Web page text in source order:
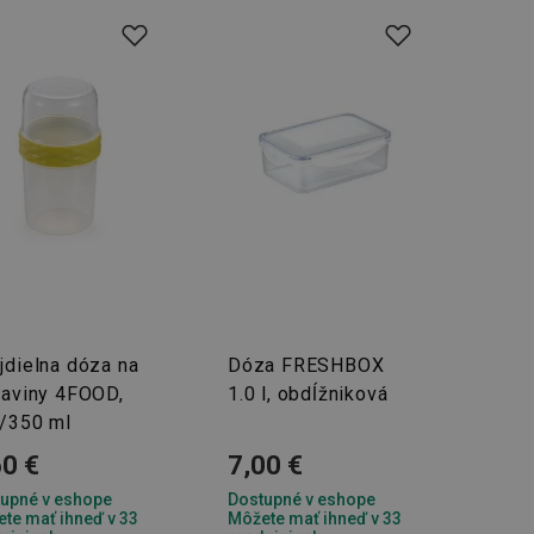
dóza na
4FOOD,
350 ml
€
v eshope
mať ihneď v 33
Dóza FRESHBOX
1.0 l, obdĺžniková
7,00 €
Dostupné v eshope
Môžete mať ihneď v 33
předpisy o
zařízení,
sledovala
produkty
skúseností
Identifikuje
prehľadávača.